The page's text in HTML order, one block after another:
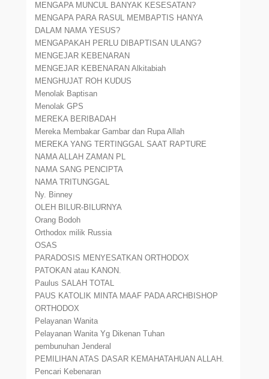
MENGAPA MUNCUL BANYAK KESESATAN?
MENGAPA PARA RASUL MEMBAPTIS HANYA
DALAM NAMA YESUS?
MENGAPAKAH PERLU DIBAPTISAN ULANG?
MENGEJAR KEBENARAN
MENGEJAR KEBENARAN Alkitabiah
MENGHUJAT ROH KUDUS
Menolak Baptisan
Menolak GPS
MEREKA BERIBADAH
Mereka Membakar Gambar dan Rupa Allah
MEREKA YANG TERTINGGAL SAAT RAPTURE
NAMA ALLAH ZAMAN PL
NAMA SANG PENCIPTA
NAMA TRITUNGGAL
Ny. Binney
OLEH BILUR-BILURNYA
Orang Bodoh
Orthodox milik Russia
OSAS
PARADOSIS MENYESATKAN ORTHODOX
PATOKAN atau KANON.
Paulus SALAH TOTAL
PAUS KATOLIK MINTA MAAF PADA ARCHBISHOP
ORTHODOX
Pelayanan Wanita
Pelayanan Wanita Yg Dikenan Tuhan
pembunuhan Jenderal
PEMILIHAN ATAS DASAR KEMAHATAHUAN ALLAH.
Pencari Kebenaran